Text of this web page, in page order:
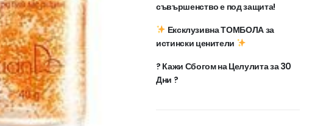
съвършенство е под защита!
Ексклузивна ТОМБОЛА за
истински ценители
? Кажи Сбогом на Целулита за 30
Дни ?